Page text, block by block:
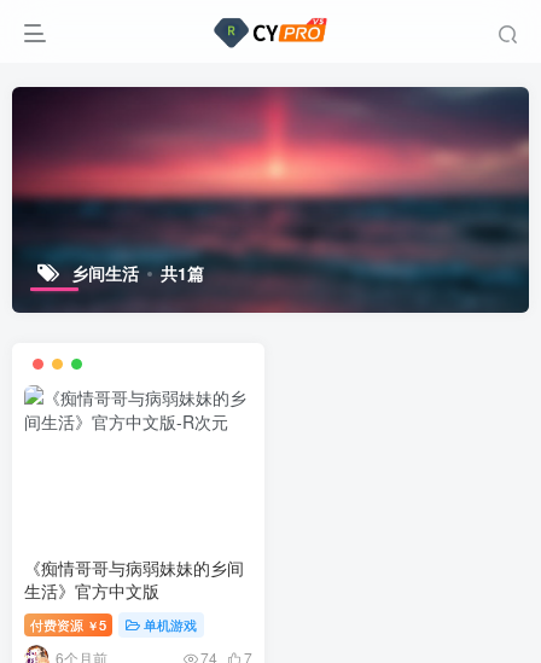
乡间生活 共1篇
《痴情哥哥与病弱妹妹的乡间
生活》官方中文版
付费资源 ￥5 单机游戏
6个月前 74 7